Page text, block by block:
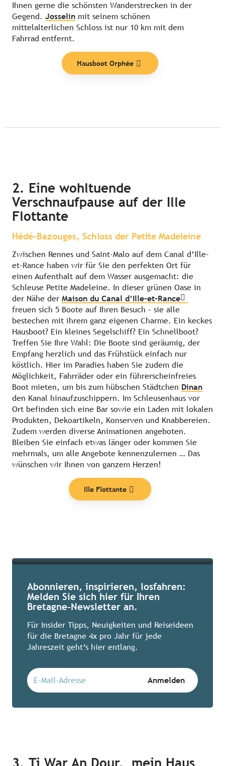
Ihnen gerne die schönsten Wanderstrecken in der
Gegend. Josselin mit seinem schönen
mittelalterlichen Schloss ist nur 10 km mit dem
Fahrrad entfernt.
Hausboot Orphée
2. Eine wohltuende
Verschnaufpause auf der Ille
Flottante
Hédé-Bazouges, Schloss der Petite Madeleine
Zwischen Rennes und Saint-Malo auf dem Canal d’Ille-
et-Rance haben wir für Sie den perfekten Ort für
einen Aufenthalt auf dem Wasser ausgemacht: die
Schleuse Petite Madeleine. In dieser grünen Oase in
der Nähe der Maison du Canal d’Ille-et-Rance
freuen sich 5 Boote auf Ihren Besuch – sie alle
bestechen mit ihrem ganz eigenen Charme. Ein keckes
Hausboot? Ein kleines Segelschiff? Ein Schnellboot?
Treffen Sie Ihre Wahl: Die Boote sind geräumig, der
Empfang herzlich und das Frühstück einfach nur
köstlich. Hier im Paradies haben Sie zudem die
Möglichkeit, Fahrräder oder ein führerscheinfreies
Boot mieten, um bis zum hübschen Städtchen Dinan
den Kanal hinaufzuschippern. Im Schleusenhaus vor
Ort befinden sich eine Bar sowie ein Laden mit lokalen
Produkten, Dekoartikeln, Konserven und Knabbereien.
Zudem werden diverse Animationen angeboten.
Bleiben Sie einfach etwas länger oder kommen Sie
mehrmals, um alle Angebote kennenzulernen … Das
wünschen wir Ihnen von ganzem Herzen!
Ille Flottante
Abonnieren, inspirieren, losfahren:
Melden Sie sich hier für Ihren
Bretagne-Newsletter an.
Für Insider Tipps, Neuigkeiten und Reiseideen
für die Bretagne 4x pro Jahr für jede
Jahreszeit geht’s hier entlang.